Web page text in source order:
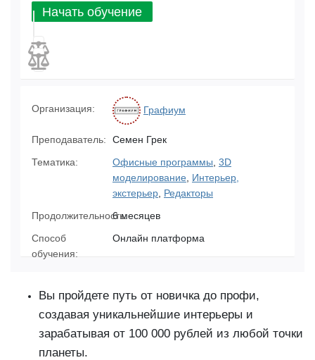
Начать обучение
Организация: Графиум
Преподаватель:
Семен Грек
Тематика:
Офисные программы 3D
моделирование Интерьер,
экстерьер Редакторы
Продолжительность:6 месяцев
Способ
обучения:
Онлайн платформа
Вы пройдете путь от новичка до профи,
создавая уникальнейшие интерьеры и
зарабатывая от 100 000 рублей из любой точки
планеты.